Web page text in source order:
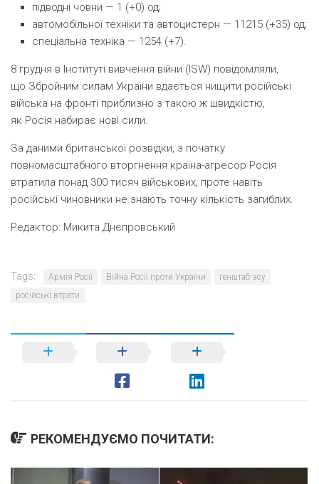
підводні човни — 1 (+0) од;
автомобільної техніки та автоцистерн — 11215 (+35) од;
спеціальна техніка — 1254 (+7).
8 грудня в Інституті вивчення війни (ISW) повідомляли,
що Збройним силам України вдається нищити російські
війська на фронті приблизно з такою ж швидкістю,
як Росія набирає нові сили.
За даними британської розвідки, з початку
повномасштабного вторгнення країна-агресор Росія
втратила понад 300 тисяч військових, проте навіть
російські чиновники не знають точну кількість загиблих.
Редактор: Микита Днєпровський
Tags: Армія Росії Війна Росії проти України
генштаб зсу
російські втрати
РЕКОМЕНДУЄМО ПОЧИТАТИ: